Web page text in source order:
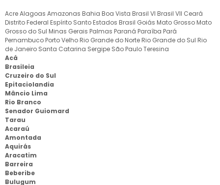
AcreAlagoas Amazonas Bahia Boa Vista Brasil VI Brasil VII Ceará
Distrito Federal Espírito Santo Estados Brasil Goiás Mato Grosso Mato
Grosso do Sul Minas Gerais Palmas Paraná Paraíba Pará
Pernambuco Porto Velho Rio Grande do Norte Rio Grande do Sul Rio
de Janeiro Santa Catarina Sergipe São PauloTeresina
Acá
Brasileia
Cruzeiro do Sul
Epitaciolandia
Mâncio Lima
Rio Branco
Senador Guiomard
Tarau
Acaraú
Amontada
Aquirás
Aracatim
Barreira
Beberibe
Bulugum